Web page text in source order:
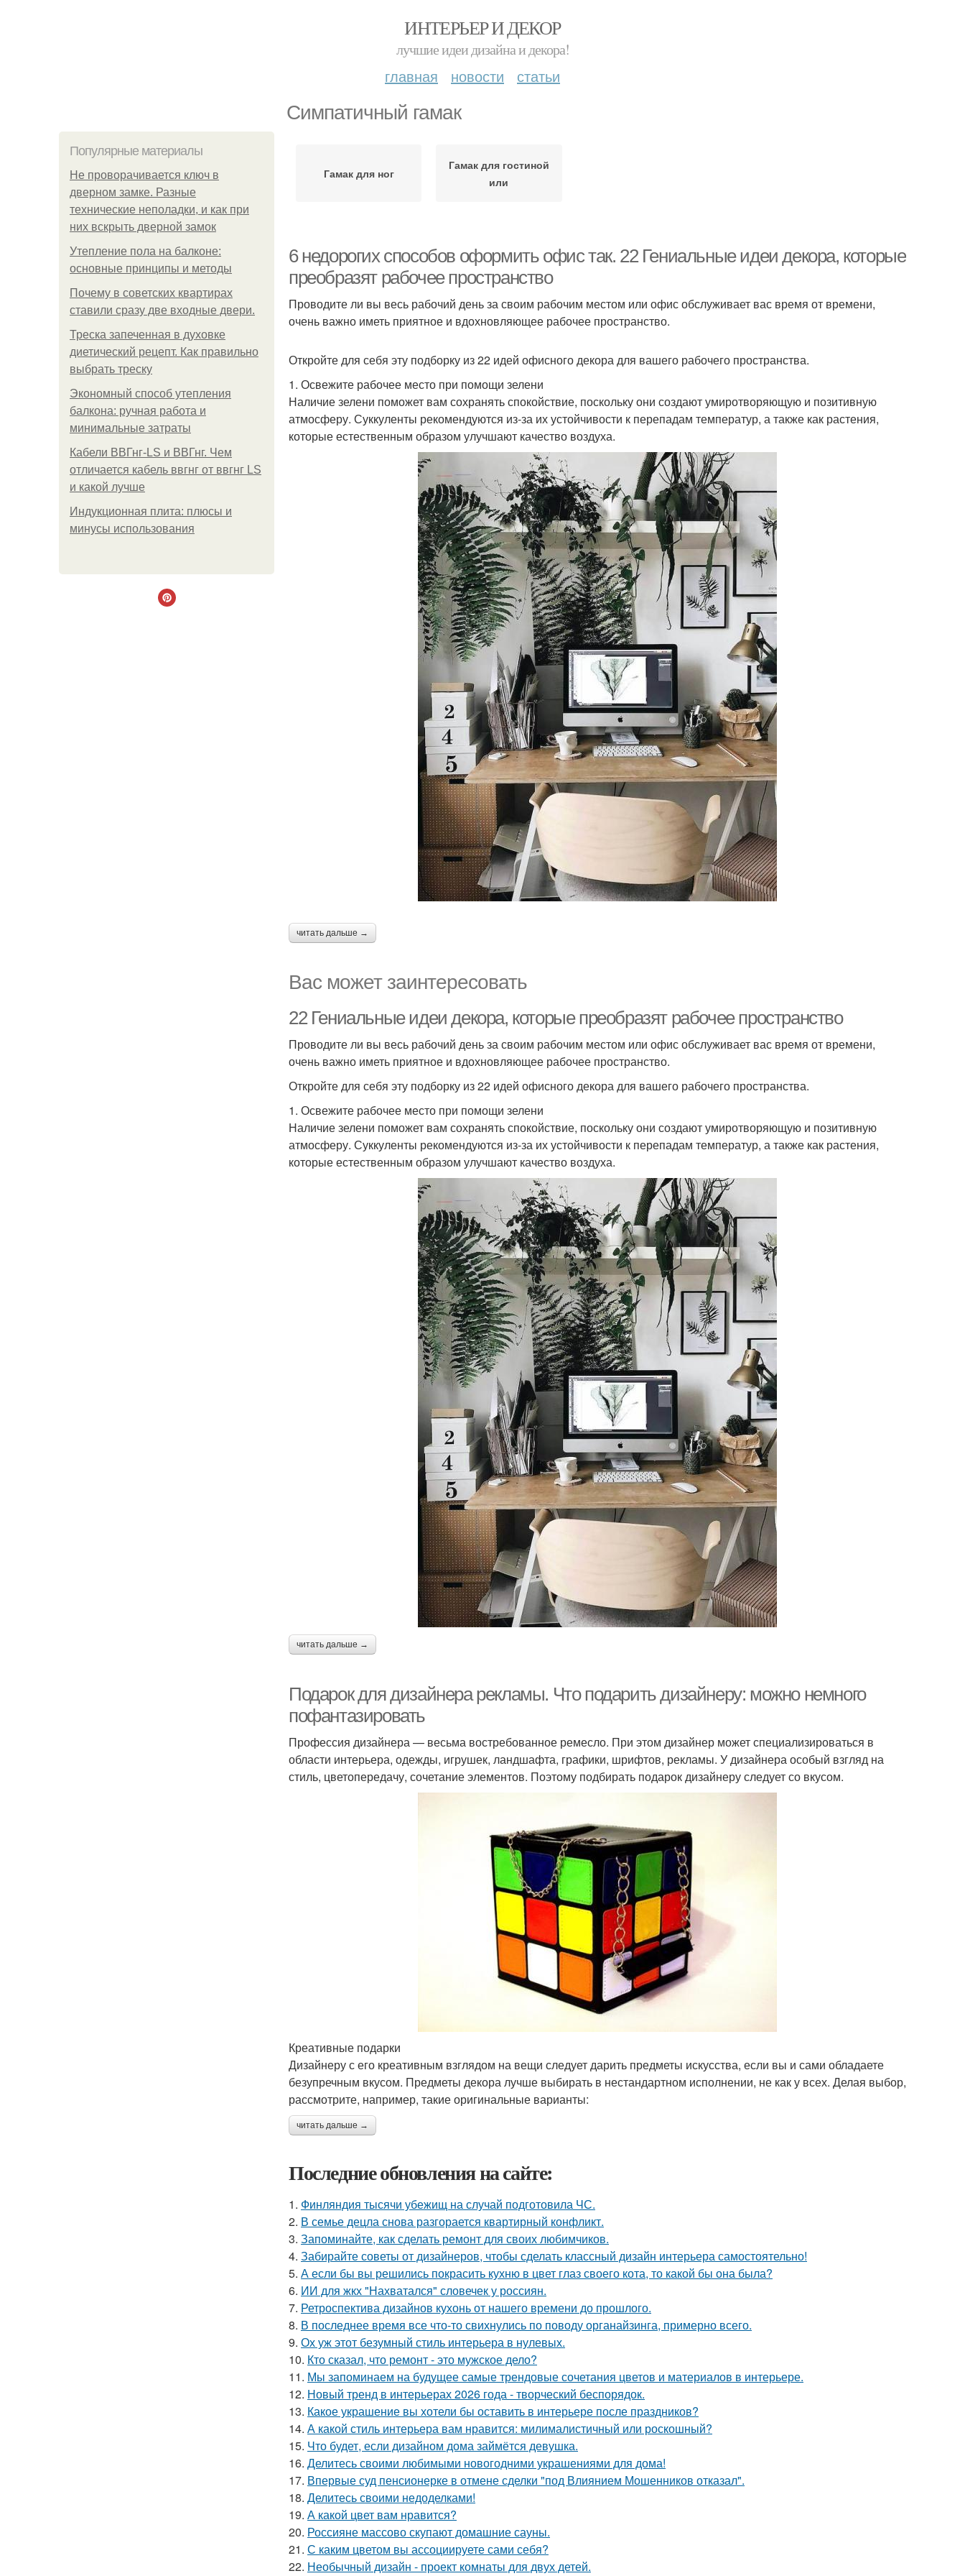
ИНТЕРЬЕР И ДЕКОР
лучшие идеи дизайна и декора!
главная новости статьи
Симпатичный гамак
Популярные материалы
Не проворачивается ключ в
дверном замке. Разные
технические неполадки, и как при
них вскрыть дверной замок
Утепление пола на балконе:
основные принципы и методы
Почему в советских квартирах
ставили сразу две входные двери.
Треска запеченная в духовке
диетический рецепт. Как правильно
выбрать треску
Экономный способ утепления
балкона: ручная работа и
минимальные затраты
Кабели ВВГнг-LS и ВВГнг. Чем
отличается кабель ввгнг от ввгнг LS
и какой лучше
Индукционная плита: плюсы и
минусы использования
Гамак для ног
Гамак для гостиной
или
6 недорогих способов оформить офис так. 22 Гениальные идеи декора, которые
преобразят рабочее пространство
Проводите ли вы весь рабочий день за своим рабочим местом или офис обслуживает вас время от времени,
очень важно иметь приятное и вдохновляющее рабочее пространство.
Откройте для себя эту подборку из 22 идей офисного декора для вашего рабочего пространства.
1. Освежите рабочее место при помощи зелени
Наличие зелени поможет вам сохранять спокойствие, поскольку они создают умиротворяющую и позитивную
атмосферу. Суккуленты рекомендуются из-за их устойчивости к перепадам температур, а также как растения,
которые естественным образом улучшают качество воздуха.
читать дальше →
Вас может заинтересовать
22 Гениальные идеи декора, которые преобразят рабочее пространство
Проводите ли вы весь рабочий день за своим рабочим местом или офис обслуживает вас время от времени,
очень важно иметь приятное и вдохновляющее рабочее пространство.
Откройте для себя эту подборку из 22 идей офисного декора для вашего рабочего пространства.
1. Освежите рабочее место при помощи зелени
Наличие зелени поможет вам сохранять спокойствие, поскольку они создают умиротворяющую и позитивную
атмосферу. Суккуленты рекомендуются из-за их устойчивости к перепадам температур, а также как растения,
которые естественным образом улучшают качество воздуха.
читать дальше →
Подарок для дизайнера рекламы. Что подарить дизайнеру: можно немного
пофантазировать
Профессия дизайнера — весьма востребованное ремесло. При этом дизайнер может специализироваться в
области интерьера, одежды, игрушек, ландшафта, графики, шрифтов, рекламы. У дизайнера особый взгляд на
стиль, цветопередачу, сочетание элементов. Поэтому подбирать подарок дизайнеру следует со вкусом.
Креативные подарки
Дизайнеру с его креативным взглядом на вещи следует дарить предметы искусства, если вы и сами обладаете
безупречным вкусом. Предметы декора лучше выбирать в нестандартном исполнении, не как у всех. Делая выбор,
рассмотрите, например, такие оригинальные варианты:
читать дальше →
Последние обновления на сайте:
1. Финляндия тысячи убежищ на случай подготовила ЧС.
2. В семье децла снова разгорается квартирный конфликт.
3. Запоминайте, как сделать ремонт для своих любимчиков.
4. Забирайте советы от дизайнеров, чтобы сделать классный дизайн интерьера самостоятельно!
5. А если бы вы решились покрасить кухню в цвет глаз своего кота, то какой бы она была?
6. ИИ для жкх "Нахватался" словечек у россиян.
7. Ретроспектива дизайнов кухонь от нашего времени до прошлого.
8. В последнее время все что-то свихнулись по поводу органайзинга, примерно всего.
9. Ох уж этот безумный стиль интерьера в нулевых.
10. Кто сказал, что ремонт - это мужское дело?
11. Мы запоминаем на будущее самые трендовые сочетания цветов и материалов в интерьере.
12. Новый тренд в интерьерах 2026 года - творческий беспорядок.
13. Какое украшение вы хотели бы оставить в интерьере после праздников?
14. А какой стиль интерьера вам нравится: милималистичный или роскошный?
15. Что будет, если дизайном дома займётся девушка.
16. Делитесь своими любимыми новогодними украшениями для дома!
17. Впервые суд пенсионерке в отмене сделки "под Влиянием Мошенников отказал".
18. Делитесь своими недоделками!
19. А какой цвет вам нравится?
20. Россияне массово скупают домашние сауны.
21. С каким цветом вы ассоциируете сами себя?
22. Необычный дизайн - проект комнаты для двух детей.